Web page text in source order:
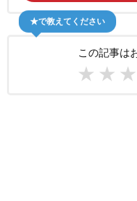
この記事は
★ ★ ★
★で教えてください